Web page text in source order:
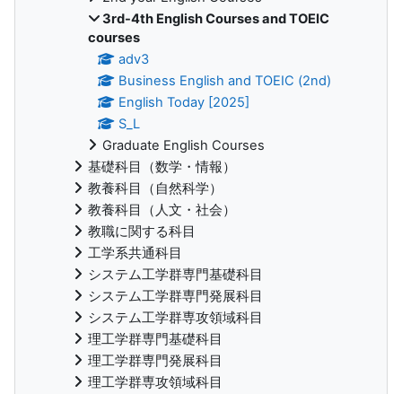
3rd-4th English Courses and TOEIC
courses
adv3
Business English and TOEIC (2nd)
English Today [2025]
S_L
Graduate English Courses
基礎科目（数学・情報）
教養科目（自然科学）
教養科目（人文・社会）
教職に関する科目
工学系共通科目
システム工学群専門基礎科目
システム工学群専門発展科目
システム工学群専攻領域科目
理工学群専門基礎科目
理工学群専門発展科目
理工学群専攻領域科目